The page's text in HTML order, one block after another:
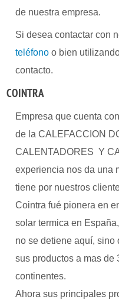
de nuestra empresa.
Si desea contactar con
teléfono o bien
contacto.
COINTRA
Empresa que cuenta
de la CALEFACCION
CALENTADORES Y
experiencia nos da una
tiene por nuestros
Cointra fué pionera en
solar termica en
no se detiene aquí, sino
sus productos a mas de
continentes.
Ahora sus principales